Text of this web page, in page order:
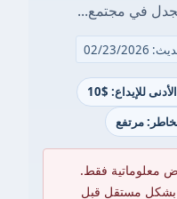
في مجتمع...
23/2026
للإيداع: $10
مرتفع
معلوماتية فقط.
بشكل مستقل قبل